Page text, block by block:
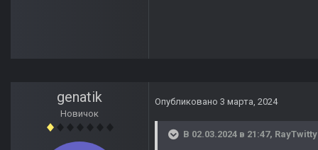
genatik
Новичок
Опубликовано 3 марта, 2024
В 02.03.2024 в 21:47, RayTwitty